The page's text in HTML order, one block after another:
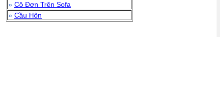
» Cô Đơn Trên Sofa
» Cầu Hôn